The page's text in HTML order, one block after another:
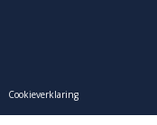
Cookieverklaring